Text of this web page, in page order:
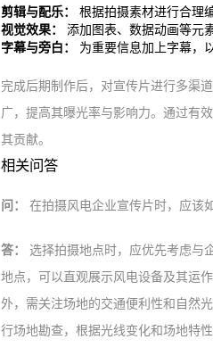
剪辑与配乐： 根据拍摄素材进行合理
视觉效果： 添加图表、数据动画等元
字幕与旁白： 为重要信息加上字幕，
完成后期制作后，对宣传片进行多渠
广，提高其曝光率与影响力。通过有
其贡献。
相关问答
问： 在拍摄风电企业宣传片时，应该
答： 选择拍摄地点时，应优先考虑与
地点，可以直观展示风电设备及其运
外，需关注场地的交通便利性和自然
行场地勘查，根据光线变化和场地特